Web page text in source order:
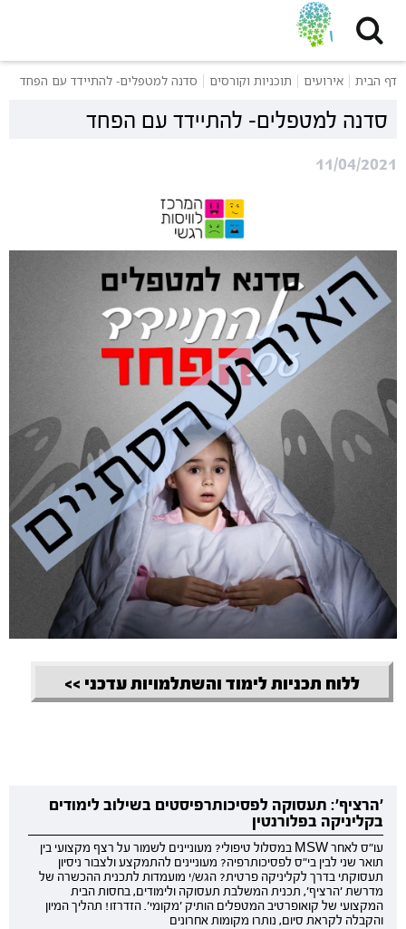
דף הבית אירועים תוכניות וקורסים סדנה למטפלים- להתיידד עם הפחד
סדנה למטפלים- להתיידד עם הפחד
11/04/2021
ללוח תכניות לימוד והשתלמויות עדכני >>
'הרציף': תעסוקה לפסיכותרפיסטים בשילוב לימודים
בקליניקה בפלורנטין
עו"ס לאחר MSW במסלול טיפולי? מעוניינים לשמור על רצף מקצועי בין
תואר שני לבין בי"ס לפסיכותרפיה? מעוניינים להתמקצע ולצבור ניסיון
תעסוקתי בדרך לקליניקה פרטית? הגש/י מועמדות לתכנית ההכשרה של
מדרשת 'הרציף', תכנית המשלבת תעסוקה ולימודים, בחסות הבית
המקצועי של קואופרטיב המטפלים הותיק 'מקומי'. הזדרזו! תהליך המיון
והקבלה לקראת סיום, נותרו מקומות אחרונים